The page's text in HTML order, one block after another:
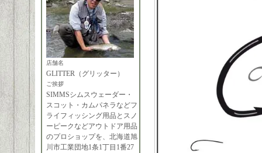
店舗名
GLITTER（グリッター）
ご挨拶
SIMMSシムスウェーダー・
スコット・カムパネラなどフ
ライフィッシング用品とスノ
ーピークなどアウトドア用品
のプロショップを、北海道旭
川市工業団地1条1丁目1番27